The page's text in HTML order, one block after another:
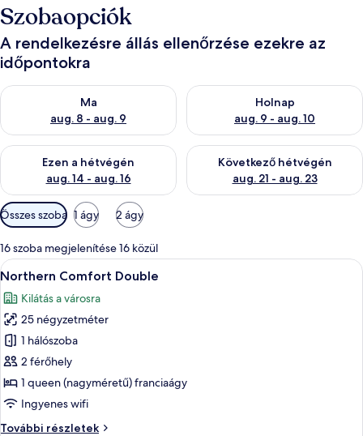
Szobaopciók
A rendelkezésre állás ellenőrzése ezekre az
időpontokra
Ma
aug. 8 - aug. 9
A ma esti rendelkezésre állás ellenőrzése: aug. 8 - aug. 9
Holnap
aug. 9 - aug. 10
A holnapi rendelkezésre állás
Ezen a hétvégén
aug. 14 - aug. 16
A mostani hétvégi rendelkezésre állás ellenőrzése: aug. 14 -
Következő hétvégén
aug. 21 - aug. 23
A következő hétvégi
Szobákhoz
rendelkezésre
álló
szűrők
Összes szoba 1 ágy 2 ágy
16 szoba megjelenítése 16 közül
A
következő
szoba
összes
képének
megtekintése:
Northern
Comfort
Double
Egy modern hálószoba, amelyben
11
Northern Comfort Double
Kilátás a városra
25 négyzetméter
1 hálószoba
2 férőhely
1 queen (nagyméretű) franciaágy
Ingyenes wifi
További részletek
Northern